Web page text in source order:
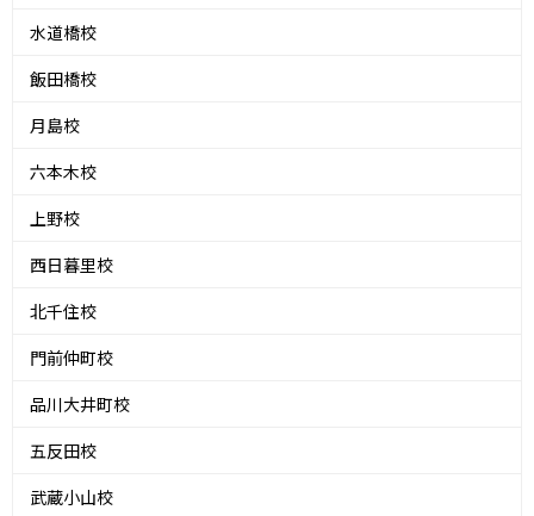
水道橋校
飯田橋校
月島校
六本木校
上野校
西日暮里校
北千住校
門前仲町校
品川大井町校
五反田校
武蔵小山校